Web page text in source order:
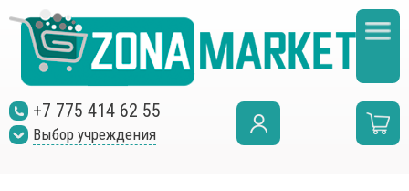
+7 775 414 62 55
Выбор учреждения